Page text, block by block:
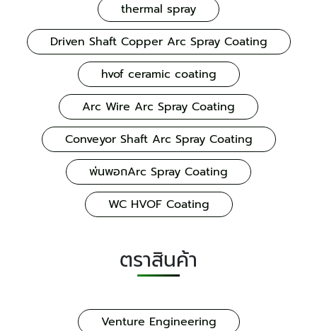
thermal spray
Driven Shaft Copper Arc Spray Coating
hvof ceramic coating
Arc Wire Arc Spray Coating
Conveyor Shaft Arc Spray Coating
พ่นพอกArc Spray Coating
WC HVOF Coating
ตราสินค้า
Venture Engineering